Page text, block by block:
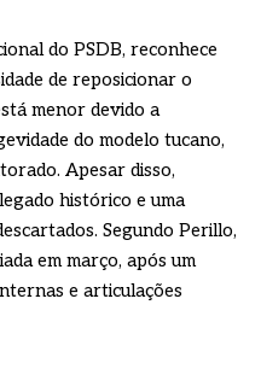
do PSDB, reconhece
de reposicionar o
menor devido a
do modelo tucano,
Apesar disso,
histórico e uma
Segundo Perillo,
em março, após um
e articulações